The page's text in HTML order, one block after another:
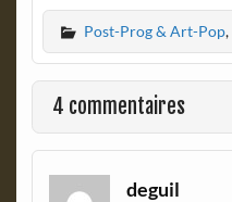
c
e
b
o
o
k
i
n
t
F
r
i
Post-Prog & Art-Pop,
4 commentaires
deguil